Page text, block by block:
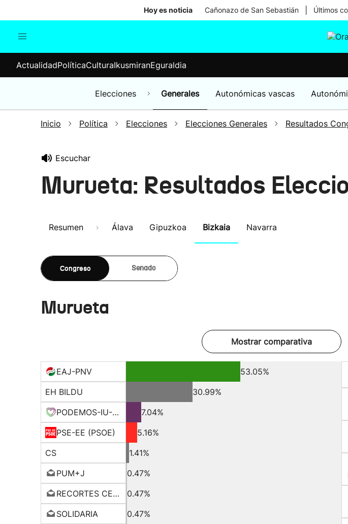
Hoy es noticia Cañonazo de San Sebastián Últimos
Elecciones
ActualidadPolíticaCulturaIkusmiranEguraldia
Elecciones Generales Autonómicas vascas
Inicio Política Elecciones Elecciones Generales Resultados
Escuchar
Murueta: Resultados
Resumen Álava Gipuzkoa Bizkaia Navarra
Congreso Senado
Murueta
Mostrar comparativa
EAJ-PNV
53.05%
EH BILDU
30.99%
PODEMOS-IU-EQUO BERD
7.04%
PSE-EE (PSOE)
5.16%
CS
1.41%
PUM+J
0.47%
RECORTES CERO-GV
0.47%
SOLIDARIA
0.47%